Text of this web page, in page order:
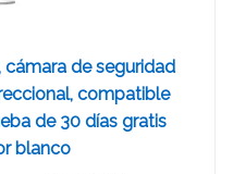
cámara de seguridad
compatible
de 30 días gratis
blanco